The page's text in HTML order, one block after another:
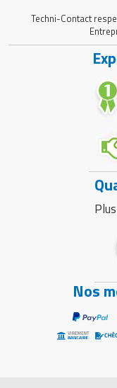
Techni-Contact
Nos